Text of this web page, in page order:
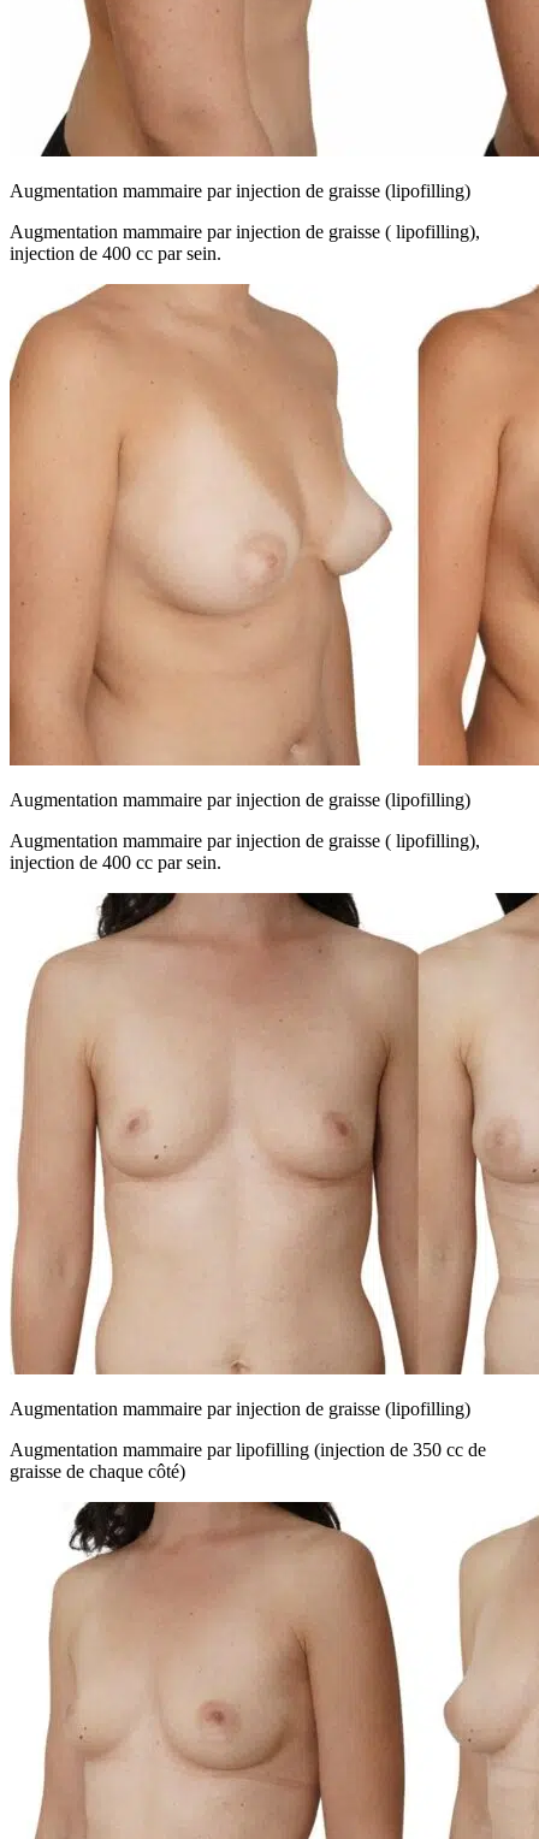
Augmentation mammaire par injection de graisse (lipofilling)
Augmentation mammaire par injection de graisse ( lipofilling),
injection de 400 cc par sein.
Augmentation mammaire par injection de graisse (lipofilling)
Augmentation mammaire par injection de graisse ( lipofilling),
injection de 400 cc par sein.
Augmentation mammaire par injection de graisse (lipofilling)
Augmentation mammaire par lipofilling (injection de 350 cc de
graisse de chaque côté)